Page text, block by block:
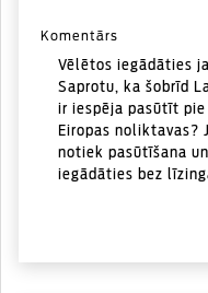
Komentārs